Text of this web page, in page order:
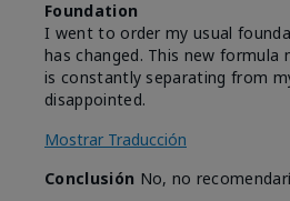
Foundation
I went to order my usual
has changed. This new formula
is constantly separating from
disappointed.
Mostrar Traducción
Conclusión No, no